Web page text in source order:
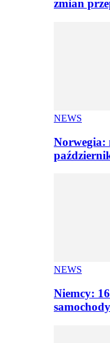
zmian
NEWS
Norwegia:
NEWS
Niemcy: